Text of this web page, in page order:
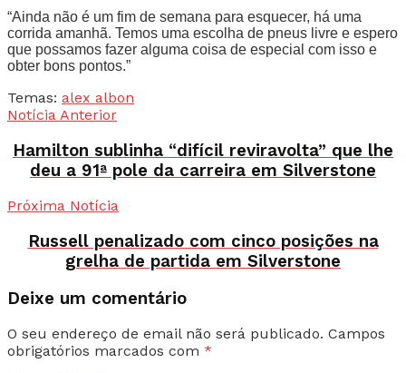
“Ainda não é um fim de semana para esquecer, há uma
corrida amanhã. Temos uma escolha de pneus livre e espero
que possamos fazer alguma coisa de especial com isso e
obter bons pontos.”
Temas: alex albon
Notícia Anterior
Hamilton sublinha “difícil reviravolta” que lhe
deu a 91ª pole da carreira em Silverstone
Próxima Notícia
Russell penalizado com cinco posições na
grelha de partida em Silverstone
Deixe um comentário
O seu endereço de email não será publicado. Campos
obrigatórios marcados com *